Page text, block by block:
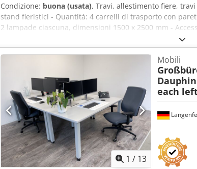
Condizione: buona (usata), Travi, allestimento fiere,
stand fieristici - Quantità: 4 carrelli di trasporto con
2 lampade ciascuna, dimensioni 1500 x 2500 mm -
Dimensioni di trasporto: 1350/950/H900 mm - Peso: 120 kg
1 / 13
Mobili
Dauphin
each